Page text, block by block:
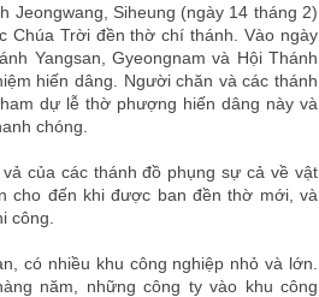
Jeongwang, Siheung (ngày 14 tháng 2)
Chúa Trời đền thờ chí thánh. Vào ngày
Yangsan, Gyeongnam và Hội Thánh
hiến dâng. Người chăn và các thánh
dự lễ thờ phượng hiến dâng này và
chóng.
của các thánh đồ phụng sự cả về vật
cho đến khi được ban đền thờ mới, và
công.
có nhiều khu công nghiệp nhỏ và lớn.
năm, những công ty vào khu công